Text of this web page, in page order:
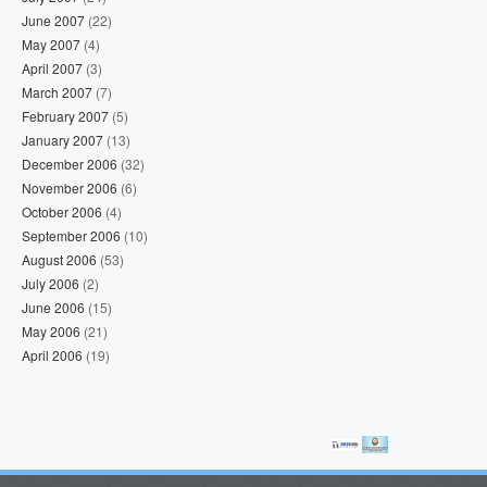
June 2007 (22)
May 2007 (4)
April 2007 (3)
March 2007 (7)
February 2007 (5)
January 2007 (13)
December 2006 (32)
November 2006 (6)
October 2006 (4)
September 2006 (10)
August 2006 (53)
July 2006 (2)
June 2006 (15)
May 2006 (21)
April 2006 (19)